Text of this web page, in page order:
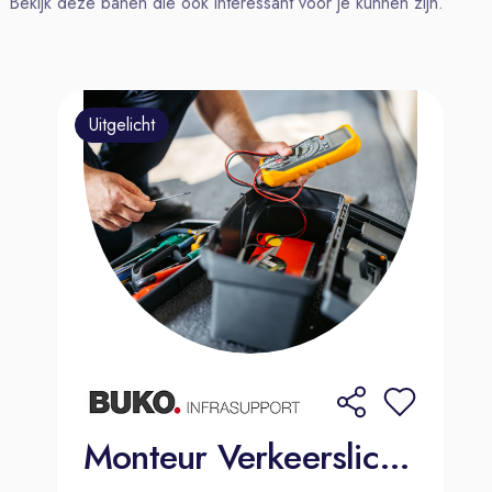
touch, jouw handtekening staat op elk
Ben jij onze nieuwe Jachtschilder?
We zijn op zoek naar iemand die
trots is op zijn vak – of je nu al jaren
met spuit en kwast werkt of nog
volop aan het groeien bent. Ervaring
is een pré, maar talent en drive tellen
bij ons net zo hard. Uiteraard spreek
je de Nederlandse taal en ben jij
Geen enkel detail aan z'n lot
overlaat, kwaliteit zit in je DNA;
Solo net zo goed presteert als in een
Uitgelicht
Monteur Verkeerslichten